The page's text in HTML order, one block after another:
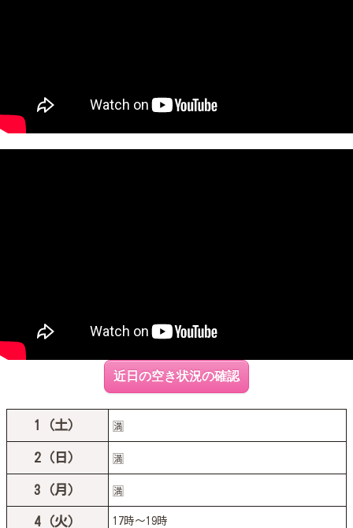
近日の空き状況の確認
1（土） 🈵
2（日） 🈵
3（月） 🈵
4（火） 17時〜19時